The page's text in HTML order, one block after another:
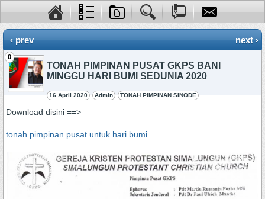
‹ prev next ›
0
TONAH PIMPINAN PUSAT GKPS BANI
MINGGU HARI BUMI SEDUNIA 2020
16 April 2020 Admin TONAH PIMPINAN SINODE
Download disini ==>
tonah pimpinan pusat untuk hari bumi